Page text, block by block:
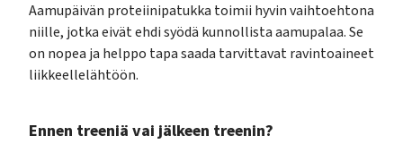
Aamupäivän proteiinipatukka toimii hyvin vaihtoehtona
niille, jotka eivät ehdi syödä kunnollista aamupalaa. Se
on nopea ja helppo tapa saada tarvittavat ravintoaineet
liikkeellelähtöön.
Ennen treeniä vai jälkeen treenin?